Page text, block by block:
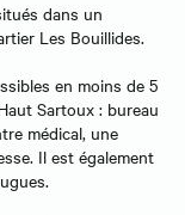
dans un
Les Bouillides.
en moins de 5
Sartoux : bureau
médical, une
Il est également